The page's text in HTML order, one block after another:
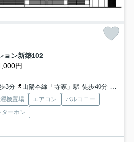
ョン新築102
円
3分
山陽本線「寺家」駅 徒歩40分 山陽
機置場 エアコン
バルコニー
ターホン